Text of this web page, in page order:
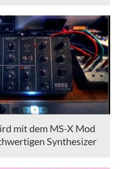
mit dem MS-X Mod
Synthesizer